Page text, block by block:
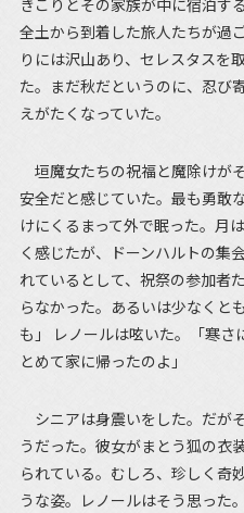
きこりとその家族が中に宿泊す
全土から到着した旅人たちが過
りには沢山あり、セレスタスを
た。まだ秋だというのに、忍び
えがたくなっていた。
垣魔女たちの祝福と魔除けが
安全だと感じていた。最も勇敢
けにくるまって外で眠った。月
く感じたが、ドーンハルトの集
れているとして、祝祭の参加者
らなかった。あるいは少なくと
も」 レノールは呟いた。「寒さ
とめて家に帰ったのよ」
シニアは身震いをした。だが
うだった。彼女がまとう狐の衣
られている。むしろ、珍しく奇
うな姿。レノールはそう思った。